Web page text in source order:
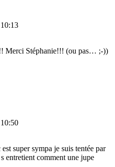
10:13
Merci Stéphanie!!! (ou pas… ;-))
10:50
super sympa je suis tentée par
entretient comment une jupe